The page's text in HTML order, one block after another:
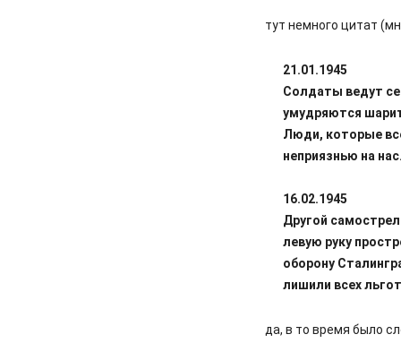
тут немного цитат
21.01.1945
Солдаты ведут
умудряются
Люди, которые
неприязнью на
16.02.1945
Другой
левую руку
оборону
лишили всех
да, в то время было